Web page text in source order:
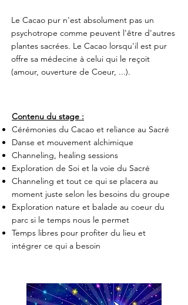
Le Cacao pur n'est absolument pas un
psychotrope comme peuvent l'être d'autres
plantes sacrées. Le Cacao lorsqu'il est pur
offre sa médecine à celui qui le reçoit
(amour, ouverture de Coeur, ...).
Contenu du stage :
Cérémonies du Cacao et reliance au Sacré
Danse et mouvement alchimique
Channeling, healing sessions
Exploration de Soi et la voie du Sacré
Channeling et tout ce qui se placera au
moment juste selon les besoins du groupe
Exploration nature et balade au coeur du
parc si le temps nous le permet
Temps libres pour profiter du lieu et
intégrer ce qui a besoin